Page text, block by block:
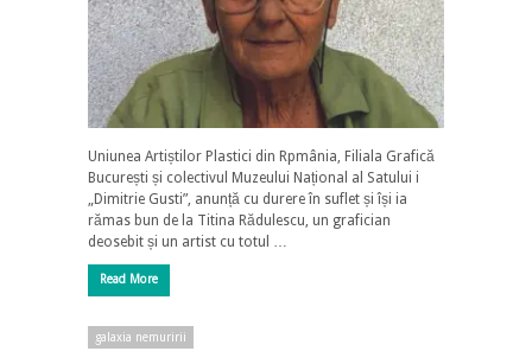
Uniunea Artiștilor Plastici din Rpmânia, Filiala Grafică
București și colectivul Muzeului Național al Satului i
„Dimitrie Gusti”, anunță cu durere în suflet și își ia
rămas bun de la Titina Rădulescu, un grafician
deosebit și un artist cu totul …
Read More
galaxia nemuririi